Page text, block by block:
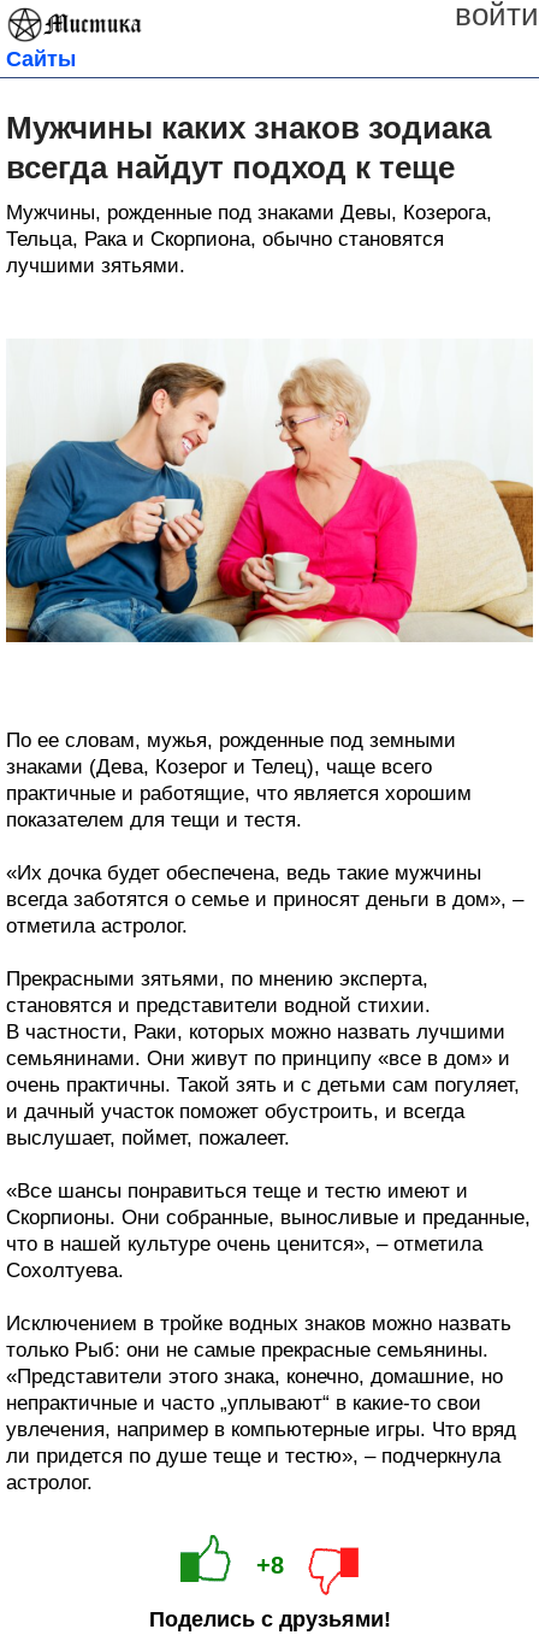
войти
Сайты
Мужчины каких знаков зодиака
всегда найдут подход к теще
Мужчины, рожденные под знаками Девы, Козерога,
Тельца, Рака и Скорпиона, обычно становятся
лучшими зятьями.
По ее словам, мужья, рожденные под земными
знаками (Дева, Козерог и Телец), чаще всего
практичные и работящие, что является хорошим
показателем для тещи и тестя.
«Их дочка будет обеспечена, ведь такие мужчины
всегда заботятся о семье и приносят деньги в дом», –
отметила астролог.
Прекрасными зятьями, по мнению эксперта,
становятся и представители водной стихии.
В частности, Раки, которых можно назвать лучшими
семьянинами. Они живут по принципу «все в дом» и
очень практичны. Такой зять и с детьми сам погуляет,
и дачный участок поможет обустроить, и всегда
выслушает, поймет, пожалеет.
«Все шансы понравиться теще и тестю имеют и
Скорпионы. Они собранные, выносливые и преданные,
что в нашей культуре очень ценится», – отметила
Сохолтуева.
Исключением в тройке водных знаков можно назвать
только Рыб: они не самые прекрасные семьянины.
«Представители этого знака, конечно, домашние, но
непрактичные и часто „уплывают“ в какие-то свои
увлечения, например в компьютерные игры. Что вряд
ли придется по душе теще и тестю», – подчеркнула
астролог.
+8
Поделись с друзьями!